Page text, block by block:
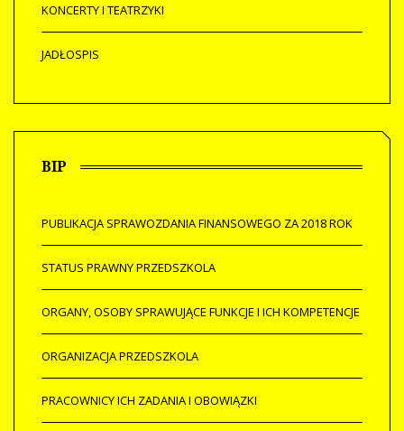
KONCERTY I TEATRZYKI
JADŁOSPIS
BIP
PUBLIKACJA SPRAWOZDANIA FINANSOWEGO ZA 2018 ROK
STATUS PRAWNY PRZEDSZKOLA
ORGANY, OSOBY SPRAWUJĄCE FUNKCJE I ICH KOMPETENCJE
ORGANIZACJA PRZEDSZKOLA
PRACOWNICY ICH ZADANIA I OBOWIĄZKI